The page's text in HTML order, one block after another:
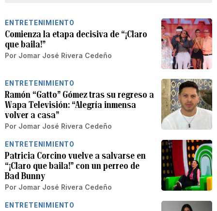
ENTRETENIMIENTO
Comienza la etapa decisiva de “¡Claro
que baila!”
Por Jomar José Rivera Cedeño
ENTRETENIMIENTO
Ramón “Gatto” Gómez tras su regreso a
Wapa Televisión: “Alegría inmensa
volver a casa”
Por Jomar José Rivera Cedeño
ENTRETENIMIENTO
Patricia Corcino vuelve a salvarse en
“¡Claro que baila!” con un perreo de
Bad Bunny
Por Jomar José Rivera Cedeño
ENTRETENIMIENTO